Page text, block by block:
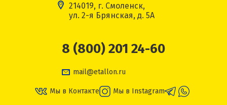
214019, г. Смоленск,
ул. 2-я Брянская, д. 5А
8 (800) 201 24-60
mail@etallon.ru
Мы в Контакте Мы в Instagram